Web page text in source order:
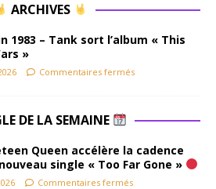
ARCHIVES
1983 – Tank sort l’album « This
»
Commentaires fermés
DE LA SEMAINE
Queen accélère la cadence
single « Too Far Gone »
Commentaires fermés